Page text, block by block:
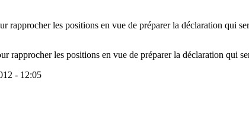
les positions en vue de préparer la déclaration qui
rapprocher les positions en vue de préparer la déclaration qui
- 12:05